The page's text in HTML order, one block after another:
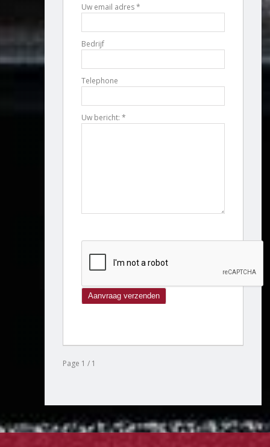
Uw email adres *
Bedrijf
Telephone
Uw bericht: *
Page 1 / 1